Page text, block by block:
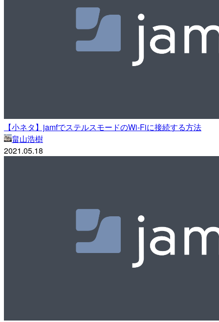
【小ネタ】jamfでステルスモードのWi-Fiに接続する方法
畠山浩樹
2021.05.18